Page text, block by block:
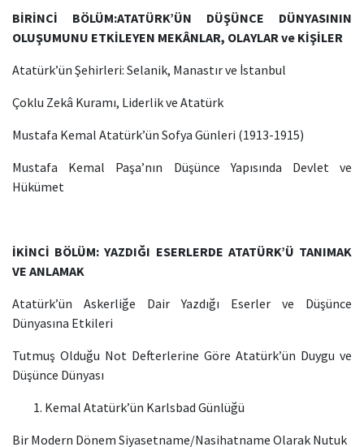
BİRİNCİ BÖLÜM:ATATÜRK’ÜN DÜŞÜNCE DÜNYASININ
OLUŞUMUNU ETKİLEYEN MEKÂNLAR, OLAYLAR ve KİŞİLER
Atatürk’ün Şehirleri: Selanik, Manastır ve İstanbul
Çoklu Zekâ Kuramı, Liderlik ve Atatürk
Mustafa Kemal Atatürk’ün Sofya Günleri (1913-1915)
Mustafa Kemal Paşa’nın Düşünce Yapısında Devlet ve
Hükümet
İKİNCİ BÖLÜM: YAZDIĞI ESERLERDE ATATÜRK’Ü TANIMAK
VE ANLAMAK
Atatürk’ün Askerliğe Dair Yazdığı Eserler ve Düşünce
Dünyasına Etkileri
Tutmuş Olduğu Not Defterlerine Göre Atatürk’ün Duygu ve
Düşünce Dünyası
Kemal Atatürk’ün Karlsbad Günlüğü
Bir Modern Dönem Siyasetname/Nasihatname Olarak Nutuk